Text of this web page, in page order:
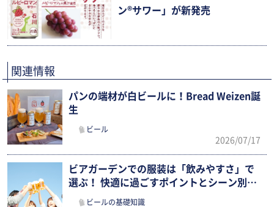
ン®サワー」が新発売
関連情報
パンの端材が白ビールに！Bread Weizen誕
生
ビール
2026/07/17
ビアガーデンでの服装は「飲みやすさ」で
選ぶ！ 快適に過ごすポイントとシーン別ま
ビールの基礎知識